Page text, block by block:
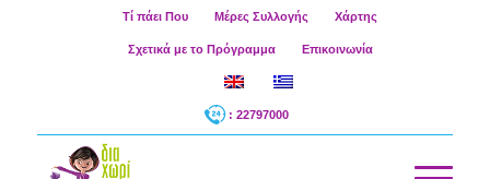
Τί πάει Που Μέρες Συλλογής Χάρτης
Σχετικά με το Πρόγραμμα Επικοινωνία
: 22797000